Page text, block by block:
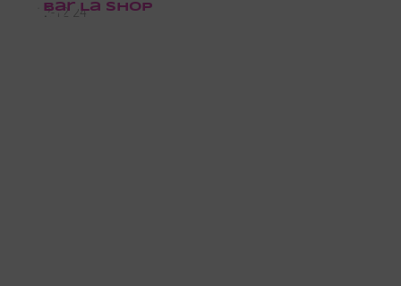
12-12-24
Mod district
Bar La Shop